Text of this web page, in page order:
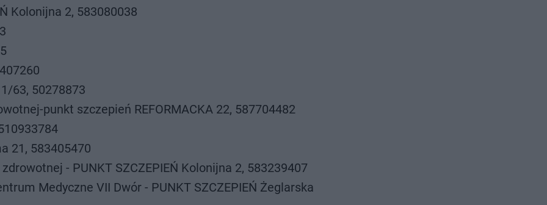
Kolonijna 2, 583080038
63, 50278873
punkt szczepień REFORMACKA 22, 587704482
21, 583405470
- PUNKT SZCZEPIEŃ Kolonijna 2, 583239407
Medyczne VII Dwór - PUNKT SZCZEPIEŃ Żeglarska